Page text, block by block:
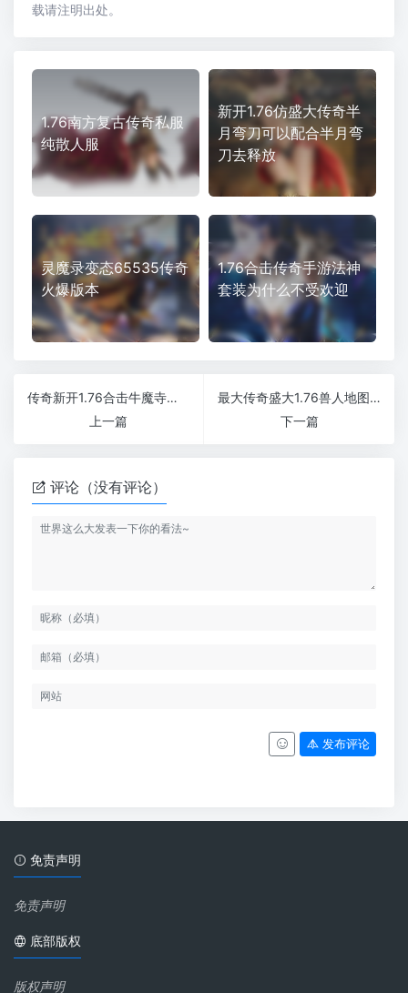
载请注明出处。
1.76南方复古传奇私服
纯散人服
新开1.76仿盛大传奇半
月弯刀可以配合半月弯
刀去释放
灵魔录变态65535传奇
火爆版本
1.76合击传奇手游法神
套装为什么不受欢迎
传奇新开1.76合击牛魔寺庙中玩家应该利用哪些技能
上一篇
最大传奇盛大1.76兽人地图当中我们要注意自身安全
下一篇
评论（没有评论）
发布评论
免责声明
免责声明
底部版权
版权声明